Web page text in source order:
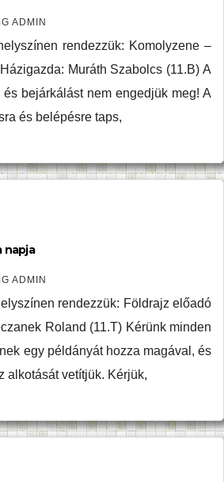
ADMIN
rendezzük: Komolyzene –
Muráth Szabolcs (11.B) A
bejárkálást nem engedjük meg! A
és belépésre taps,
napja
ADMIN
rendezzük: Földrajz előadó
Roland (11.T) Kérünk minden
egy példányát hozza magával, és
alkotását vetítjük. Kérjük,